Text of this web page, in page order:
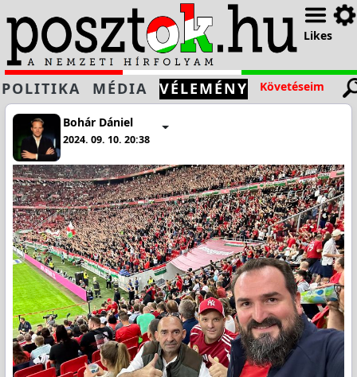
Likes
POLITIKA MÉDIA VÉLEMÉNY Követéseim
Bohár Dániel
2024. 09. 10. 20:38